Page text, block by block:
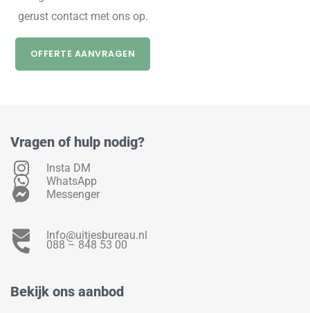
gerust contact met ons op.
OFFERTE AANVRAGEN
Vragen of hulp nodig?
Insta DM
WhatsApp
Messenger
Info@uitjesbureau.nl
088 – 848 53 00
Bekijk ons aanbod